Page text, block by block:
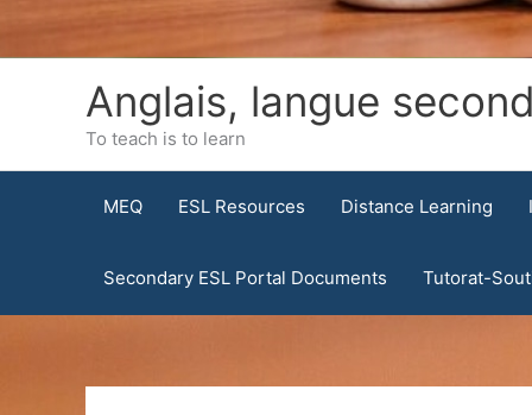
Anglais, langue
To teach is to learn
MEQ ESL Resources Distance Learning
Secondary ESL Portal Documents Tutorat-